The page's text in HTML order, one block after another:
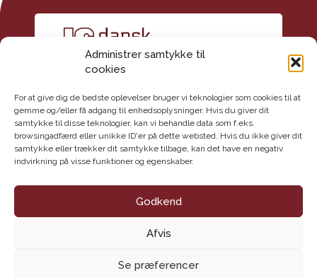
Administrer samtykke til
cookies
For at give dig de bedste oplevelser bruger vi teknologier som cookies til at
gemme og/eller få adgang til enhedsoplysninger. Hvis du giver dit
samtykke til disse teknologier, kan vi behandle data som f.eks.
browsingadfærd eller unikke ID'er på dette websted. Hvis du ikke giver dit
samtykke eller trækker dit samtykke tilbage, kan det have en negativ
indvirkning på visse funktioner og egenskaber.
Godkend
Afvis
Se præferencer
Kontakt
Dansk Geoteknisk Forening
Maglebjergvej 1
E-mail: info@danskgeotekniskforening.dk
CVR-nr.: 62 16 09 18